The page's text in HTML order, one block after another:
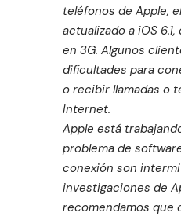
teléfonos de Apple,
actualizado a iOS
en 3G. Algunos
dificultades para
o recibir llamadas o
Internet.
Apple está
problema de
conexión son
investigaciones de
recomendamos que